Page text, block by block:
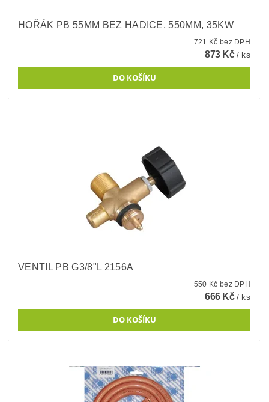
HOŘÁK PB 55MM BEZ HADICE, 550MM, 35KW
721 Kč bez DPH
873 Kč/ ks
VENTIL PB G3/8"L 2156A
550 Kč bez DPH
666 Kč/ ks